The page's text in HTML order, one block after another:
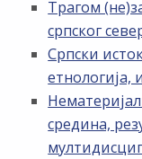
Трагом
српског
Српски
етнологија,
средина,